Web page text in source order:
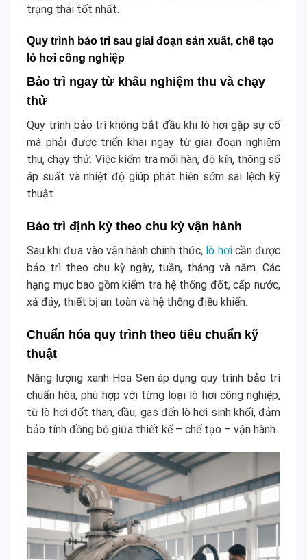
trạng thái tốt nhất.
Quy trình bảo trì sau giai đoạn sản xuất, chế tạo
lò hơi công nghiệp
Bảo trì ngay từ khâu nghiệm thu và chạy
thử
Quy trình bảo trì không bắt đầu khi lò hơi gặp sự cố
mà phải được triển khai ngay từ giai đoạn nghiệm
thu, chạy thử. Việc kiểm tra mối hàn, độ kín, thông số
áp suất và nhiệt độ giúp phát hiện sớm sai lệch kỹ
thuật.
Bảo trì định kỳ theo chu kỳ vận hành
Sau khi đưa vào vận hành chính thức, lò hơicần được
bảo trì theo chu kỳ ngày, tuần, tháng và năm. Các
hạng mục bao gồm kiểm tra hệ thống đốt, cấp nước,
xả đáy, thiết bị an toàn và hệ thống điều khiển.
Chuẩn hóa quy trình theo tiêu chuẩn kỹ
thuật
Năng lượng xanh Hoa Sen áp dụng quy trình bảo trì
chuẩn hóa, phù hợp với từng loại lò hơi công nghiệp,
từ lò hơi đốt than, dầu, gas đến lò hơi sinh khối, đảm
bảo tính đồng bộ giữa thiết kế – chế tạo – vận hành.